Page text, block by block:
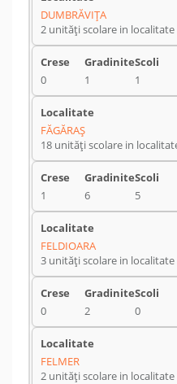
DUMBRĂVIŢA
2 unități scolare in localitate
0 1 1
FĂGĂRAŞ
18 unități scolare in
1 6 5
FELDIOARA
3 unități scolare in localitate
0 2 0
FELMER
2 unități scolare in localitate